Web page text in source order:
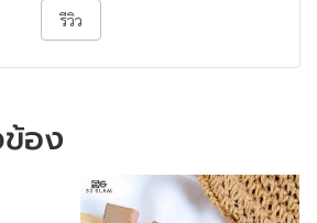
รีวิว
อง